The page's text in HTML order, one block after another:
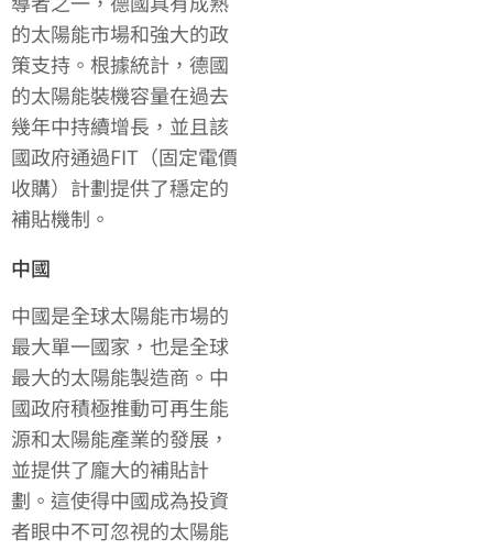
的太陽能市場和強大的政
策支持。根據統計，德國
的太陽能裝機容量在過去
幾年中持續增長，並且該
國政府通過FIT（固定電價
收購）計劃提供了穩定的
補貼機制。
中國
中國是全球太陽能市場的
最大單一國家，也是全球
最大的太陽能製造商。中
國政府積極推動可再生能
源和太陽能產業的發展，
並提供了龐大的補貼計
劃。這使得中國成為投資
者眼中不可忽視的太陽能